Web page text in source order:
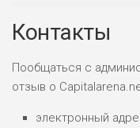
НАЗВАНИЕ
Контакты
Пообщаться с
отзыв о
электронный